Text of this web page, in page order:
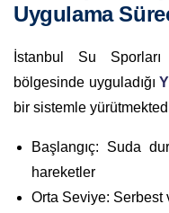
Uygulama
İstanbul Su Sporları
bölgesinde uyguladığı
bir sistemle
Başlangıç: Suda
hareketler
Orta Seviye: Serbest